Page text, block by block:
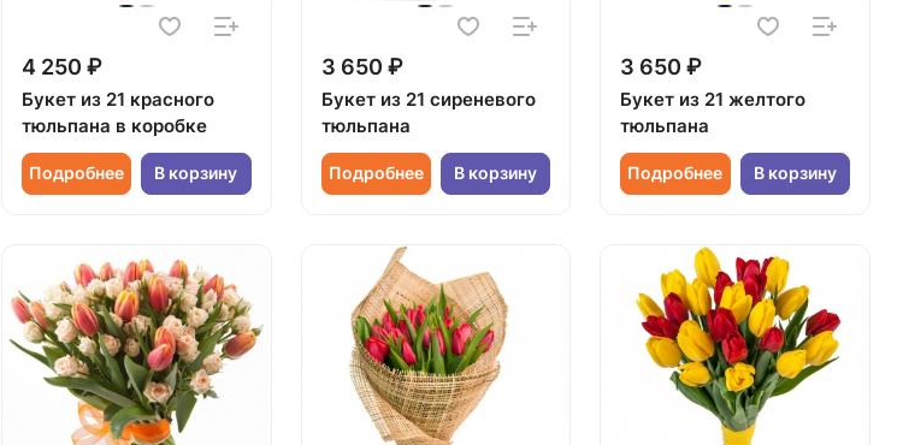
4 250 ₽
Букет из 21 красного
тюльпана в коробке
Подробнее В корзину
3 650 ₽
Букет из 21 сиреневого
тюльпана
Подробнее В корзину
3 650 ₽
Букет из 21 желтого
тюльпана
Подробнее В корзину